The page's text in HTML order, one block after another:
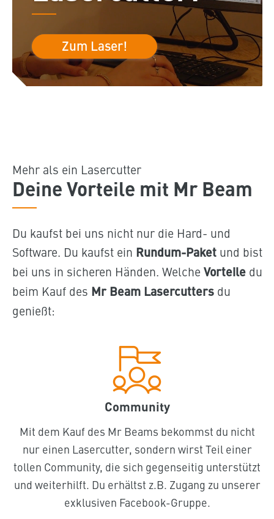
Zum Laser!
Mehr als ein Lasercutter
Deine Vorteile mit Mr Beam
Du kaufst bei uns nicht nur die Hard- und
Software. Du kaufst ein Rundum-Paketund bist
bei uns in sicheren Händen. Welche Vorteiledu
beim Kauf des Mr Beam Lasercuttersdu
genießt:
Community
Mit dem Kauf des Mr Beams bekommst du nicht
nur einen Lasercutter, sondern wirst Teil einer
tollen Community, die sich gegenseitig unterstützt
und weiterhilft. Du erhältst z.B. Zugang zu unserer
exklusiven Facebook-Gruppe.